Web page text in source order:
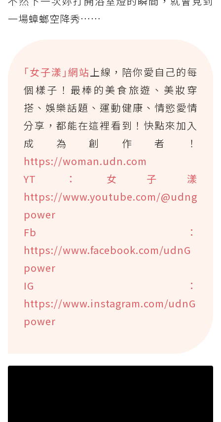
一場蟑螂空降秀……
｢女子漾｣網站上線，陪你愛自己的每
個樣子！最棒的美食旅遊、美妝穿
搭、娛樂話題、運動健康、情慾愛情
分享，都能在這裡看到！快點來加入
成為創作者！
https://woman.udn.com
YT：女子漾
https://www.youtube.com/@udng
power
Fb：
https://www.facebook.com/udnG
power
IG：
https://www.instagram.com/udnG
power